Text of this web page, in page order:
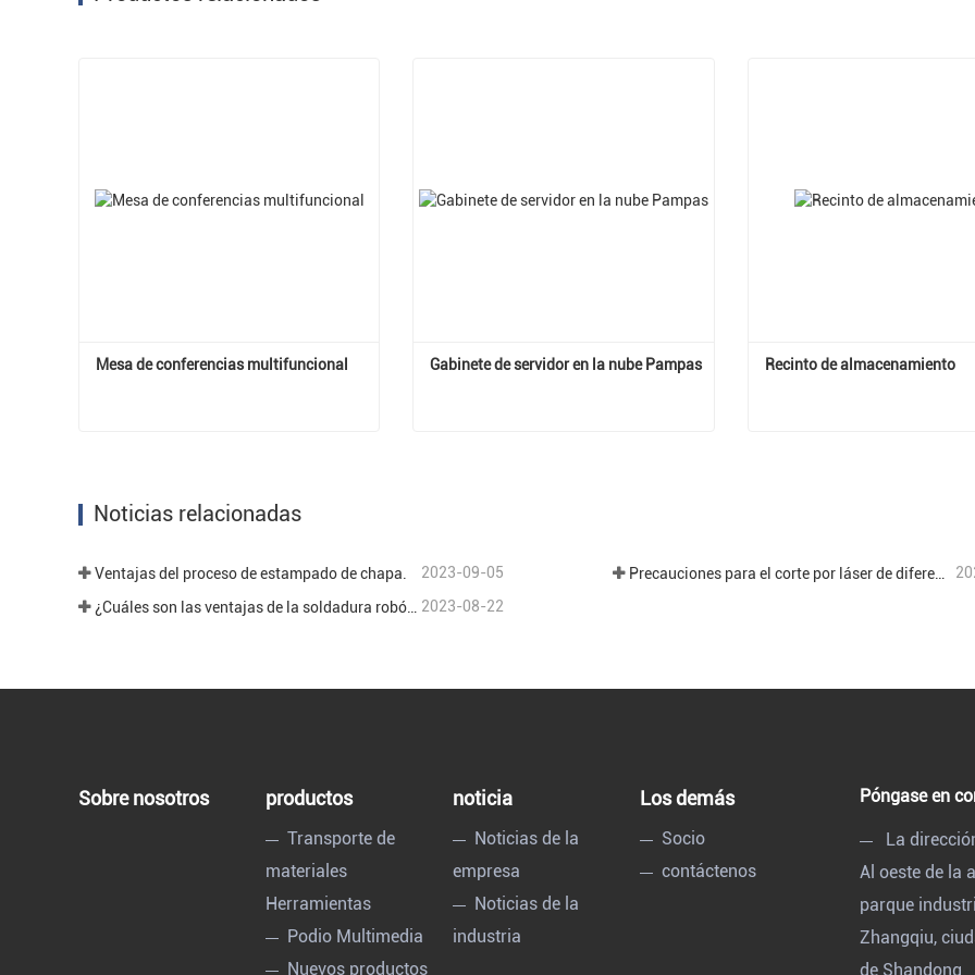
Mesa de conferencias multifuncional Gabinete de servidor en la nube Pampas Recinto de almacenamiento
Noticias relacionadas
Ventajas del proceso de estampado de chapa. 2023-09-05 Precauciones para el corte por láser de diferentes placas en el procesamiento de chapa.
¿Cuáles son las ventajas de la soldadura robótica en el campo del procesamiento de chapa? 2023-08-22
Sobre nosotros productos
Transporte de
materiales
Herramientas
Podio Multimedia
Nuevos productos
noticia
Noticias de la
empresa
Noticias de la
industria
Los demás
Socio
contáctenos
Póngase en
La
Al oeste de la
parque
Zhangqiu,
de Shandong